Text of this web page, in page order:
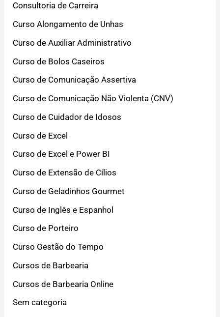
Consultoria de Carreira
Curso Alongamento de Unhas
Curso de Auxiliar Administrativo
Curso de Bolos Caseiros
Curso de Comunicação Assertiva
Curso de Comunicação Não Violenta (CNV)
Curso de Cuidador de Idosos
Curso de Excel
Curso de Excel e Power BI
Curso de Extensão de Cílios
Curso de Geladinhos Gourmet
Curso de Inglês e Espanhol
Curso de Porteiro
Curso Gestão do Tempo
Cursos de Barbearia
Cursos de Barbearia Online
Sem categoria